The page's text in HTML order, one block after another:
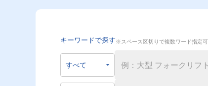
キーワードで探す※スペース区切りで複数ワード指定可